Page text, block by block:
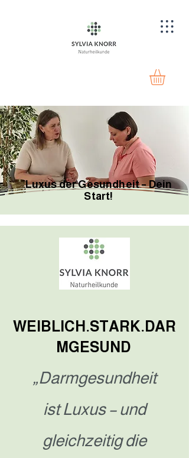
Luxus der Gesundheit – Dein
Start!
WEIBLICH.STARK.DAR
MGESUND
„Darmgesundheit
ist Luxus – und
gleichzeitig die